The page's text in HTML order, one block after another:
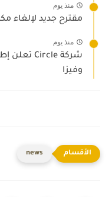
منذ يوم
مقترح جديد لإلغاء
منذ يوم
وفيزا
news